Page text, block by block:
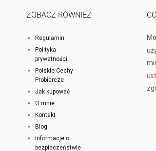
ZOBACZ RÓWNIEŻ
Regulamin
Polityka
prywatności
Polskie Cechy
Probiercze
Jak kupować
O mnie
Kontakt
Blog
Informacje o
bezpieczeństwie